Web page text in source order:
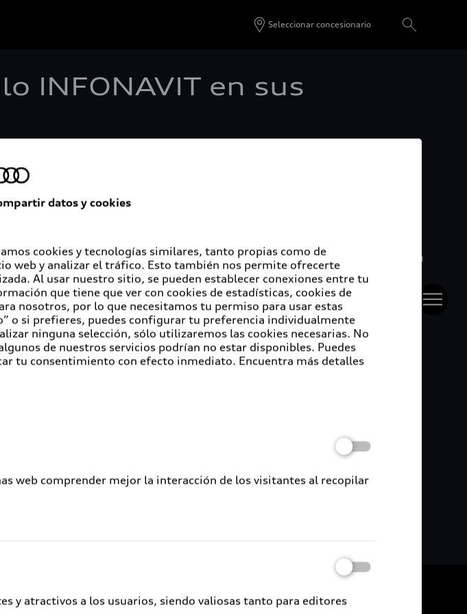
Seleccionar concesionario
INFONAVIT en sus
de la Vivienda para los Trabajadores instala módulo de atención en Audi
brindando beneficios a sus colaboradores.
trabaja constantemente en generar valor para sus
es que estos puedan acceder a soluciones de vivienda que incrementen su
de las instalaciones de la empresa con asesoría de gente altamente
en las instalaciones de la empresa la Feria de la Vivienda, la cual
desarrolladoras de vivienda en Puebla y empresas dedicadas a la
adquirir con su crédito INFONAVIT.
de este tipo de acuerdos, Audi México continúa brindando beneficios y
Andreas Zelzer, vicepresidente de Recursos Humanos y
de las empresas más atractivas para trabajar entre los jóvenes
distintos proyectos sociales y medioambientales que promueven el
datos y cookies
cookies y tecnologías similares, tanto propias como de
web y analizar el tráfico. Esto también nos permite ofrecerte
Al usar nuestro sitio, se pueden establecer conexiones entre tu
que tiene que ver con cookies de estadísticas, cookies de
nosotros, por lo que necesitamos tu permiso para usar estas
o si prefieres, puedes configurar tu preferencia individualmente
ninguna selección, sólo utilizaremos las cookies necesarias. No
de nuestros servicios podrían no estar disponibles. Puedes
tu consentimiento con efecto inmediato. Encuentra más detalles
web comprender mejor la interacción de los visitantes al recopilar
y atractivos a los usuarios, siendo valiosas tanto para editores